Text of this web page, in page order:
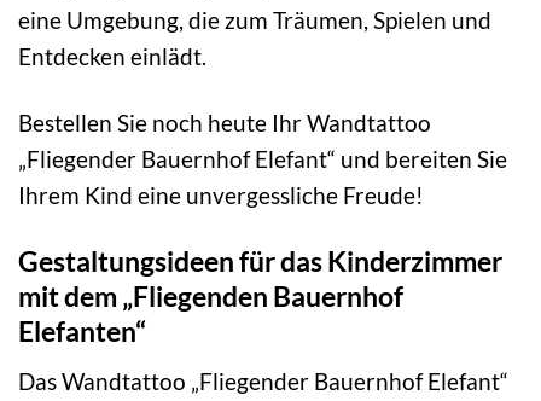
eine Umgebung, die zum Träumen, Spielen und
Entdecken einlädt.
Bestellen Sie noch heute Ihr Wandtattoo
„Fliegender Bauernhof Elefant“ und bereiten Sie
Ihrem Kind eine unvergessliche Freude!
Gestaltungsideen für das Kinderzimmer
mit dem „Fliegenden Bauernhof
Elefanten“
Das Wandtattoo „Fliegender Bauernhof Elefant“